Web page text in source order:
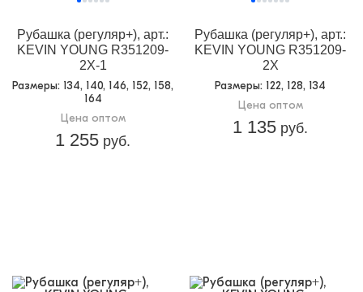
Рубашка (регуляр+), арт.:
KEVIN YOUNG R351209-
2X-1
Размеры: 134, 140, 146, 152, 158,
164
Цена оптом
1 255 руб.
Рубашка (регуляр+), арт.:
KEVIN YOUNG R351209-
2X
Размеры: 122, 128, 134
Цена оптом
1 135 руб.